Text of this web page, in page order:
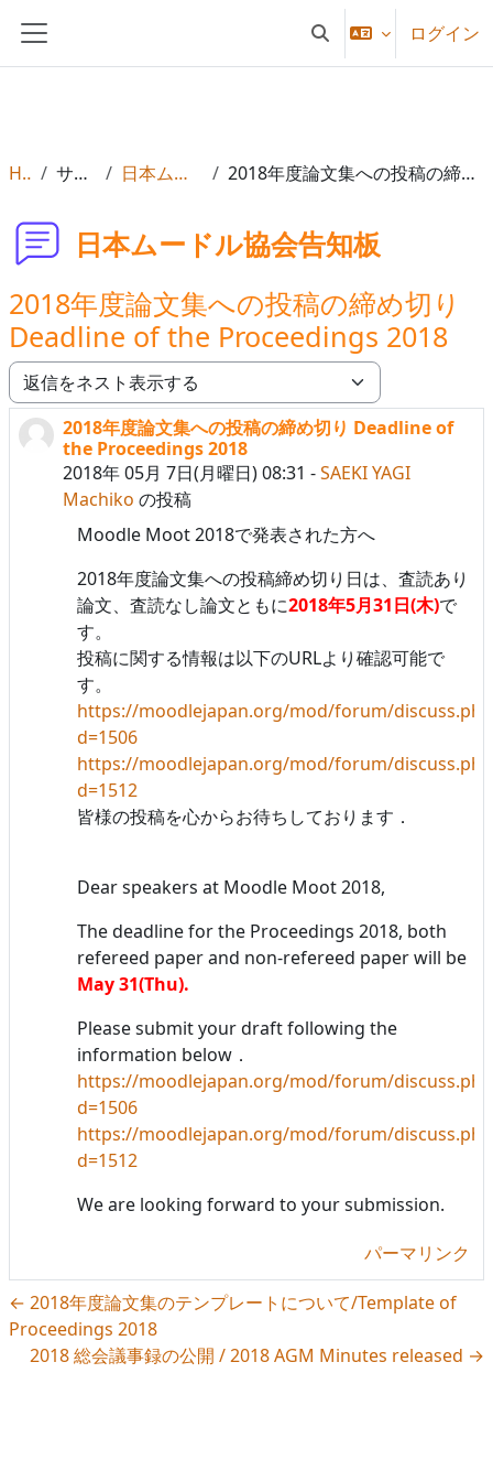
サイドパネル 検索入力に切り替える
ログイン
Home サイトページ 日本ムードル協会告知板 2018年度論文集への投稿の締め切り Deadline of the Proceedings 2018
日本ムードル協会告知板
2018年度論文集への投稿の締め切り
Deadline of the Proceedings 2018
表示モード
2018年度論文集への投稿の締め切り Deadline of
the Proceedings 2018
2018年 05月 7日(月曜日) 08:31 -SAEKI YAGI
Machiko の投稿
返信数: 0
Moodle Moot 2018で発表された方へ
2018年度論文集への投稿締め切り日は、査読あり
論文、査読なし論文ともに2018年5月31日(木)で
す。
投稿に関する情報は以下のURLより確認可能で
す。
https://moodlejapan.org/mod/forum/
d=1506
https://moodlejapan.org/mod/forum/
d=1512
皆様の投稿を心からお待ちしております．
Dear speakers at Moodle Moot 2018,
The deadline for the Proceedings 2018, both
refereed paper and non-refereed paper will be
May 31(Thu).
Please submit your draft following the
information below．
https://moodlejapan.org/mod/forum/
d=1506
https://moodlejapan.org/mod/forum/
d=1512
We are looking forward to your submission.
パーマリンク
← 2018年度論文集のテンプレートについて/Template of
Proceedings 2018
2018 総会議事録の公開 / 2018 AGM Minutes released →